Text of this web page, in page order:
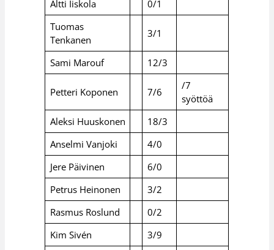
Altti Iiskola
0/1
Tuomas
Tenkanen
3/1
Sami Marouf 12/3
Petteri Koponen 7/6
/7
syöttöä
Aleksi Huuskonen
18/3
Anselmi Vanjoki
4/0
Jere Päivinen
6/0
Petrus Heinonen
3/2
Rasmus Roslund
0/2
Kim Sivén
3/9